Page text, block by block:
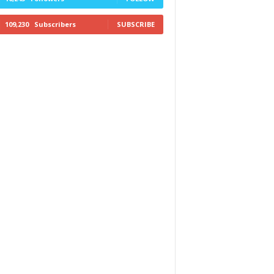
109,230 Subscribers SUBSCRIBE